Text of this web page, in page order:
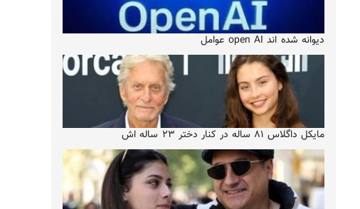
دیوانه شده اند open AI عوامل
مایکل داگلاس ۸۱ ساله در کنار دختر ۲۳ ساله اش